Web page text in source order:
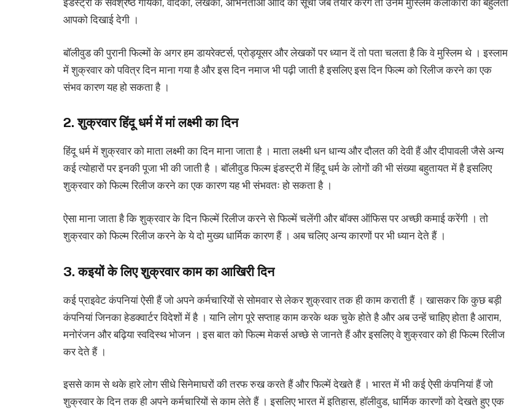
इंडस्ट्री के सर्वश्रेष्ठ गायकों, वादकों, लेखकों, अभिनेताओं आदि की सूची जब तैयार करेंगे तो उनमें मुस्लिम कलाकारों की बहुलता
आपको दिखाई देगी ।
बॉलीवुड की पुरानी फिल्मों के अगर हम डायरेक्टर्स, प्रोड्यूसर और लेखकों पर ध्यान दें तो पता चलता है कि वे मुस्लिम थे । इस्लाम
में शुक्रवार को पवित्र दिन माना गया है और इस दिन नमाज भी पढ़ी जाती है इसलिए इस दिन फिल्म को रिलीज करने का एक
संभव कारण यह हो सकता है ।
2. शुक्रवार हिंदू धर्म में मां लक्ष्मी का दिन
हिंदू धर्म में शुक्रवार को माता लक्ष्मी का दिन माना जाता है । माता लक्ष्मी धन धान्य और दौलत की देवी हैं और दीपावली जैसे अन्य
कई त्योहारों पर इनकी पूजा भी की जाती है । बॉलीवुड फिल्म इंडस्ट्री में हिंदू धर्म के लोगों की भी संख्या बहुतायत में है इसलिए
शुक्रवार को फिल्म रिलीज करने का एक कारण यह भी संभवतः हो सकता है ।
ऐसा माना जाता है कि शुक्रवार के दिन फिल्में रिलीज करने से फिल्में चलेंगी और बॉक्स ऑफिस पर अच्छी कमाई करेंगी । तो
शुक्रवार को फिल्म रिलीज करने के ये दो मुख्य धार्मिक कारण हैं । अब चलिए अन्य कारणों पर भी ध्यान देते हैं ।
3. कइयों के लिए शुक्रवार काम का आखिरी दिन
कई प्राइवेट कंपनियां ऐसी हैं जो अपने कर्मचारियों से सोमवार से लेकर शुक्रवार तक ही काम कराती हैं । खासकर कि कुछ बड़ी
कंपनियां जिनका हेडक्वार्टर विदेशों में है । यानि लोग पूरे सप्ताह काम करके थक चुके होते है और अब उन्हें चाहिए होता है आराम,
मनोरंजन और बढ़िया स्वदिस्थ भोजन । इस बात को फिल्म मेकर्स अच्छे से जानते हैं और इसलिए वे शुक्रवार को ही फिल्म रिलीज
कर देते हैं ।
इससे काम से थके हारे लोग सीधे सिनेमाघरों की तरफ रुख करते हैं और फिल्में देखते हैं । भारत में भी कई ऐसी कंपनियां हैं जो
शुक्रवार के दिन तक ही अपने कर्मचारियों से काम लेते हैं । इसलिए भारत में इतिहास, हॉलीवुड, धार्मिक कारणों को देखते हुए एक